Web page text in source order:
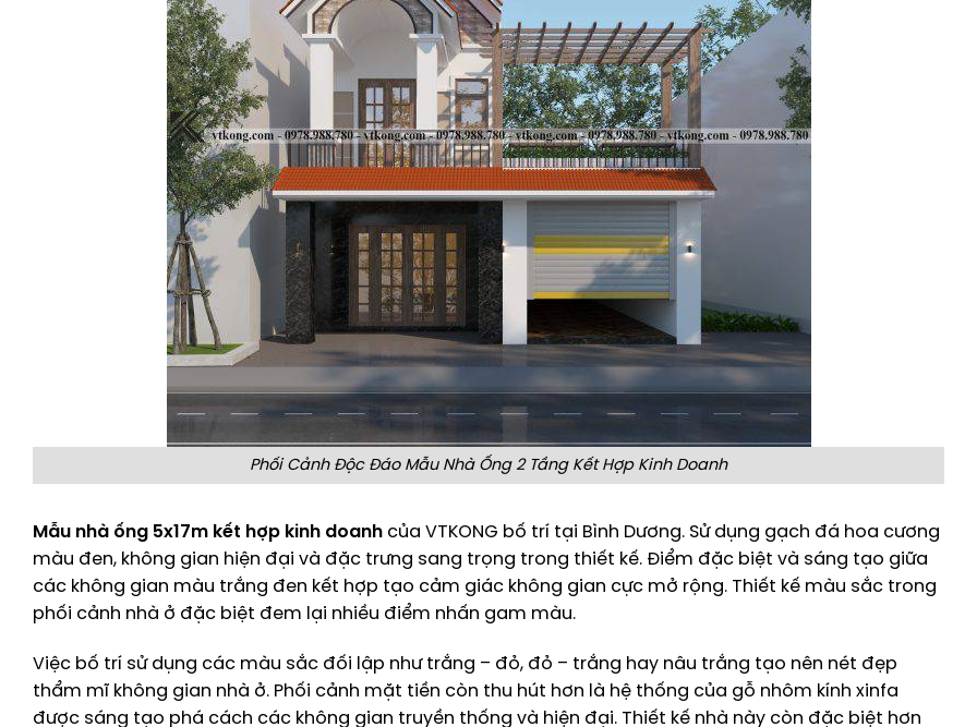
Phối Cảnh Độc Đáo Mẫu Nhà Ống 2 Tầng Kết Hợp Kinh Doanh
Mẫu nhà ống 5x17m kết hợp kinh doanh của VTKONG bố trí tại Bình Dương. Sử dụng gạch đá hoa cương
màu đen, không gian hiện đại và đặc trưng sang trọng trong thiết kế. Điểm đặc biệt và sáng tạo giữa
các không gian màu trắng đen kết hợp tạo cảm giác không gian cực mở rộng. Thiết kế màu sắc trong
phối cảnh nhà ở đặc biệt đem lại nhiều điểm nhấn gam màu.
Việc bố trí sử dụng các màu sắc đối lập như trắng – đỏ, đỏ – trắng hay nâu trắng tạo nên nét đẹp
thẩm mĩ không gian nhà ở. Phối cảnh mặt tiền còn thu hút hơn là hệ thống của gỗ nhôm kính xinfa
được sáng tạo phá cách các không gian truyền thống và hiện đại. Thiết kế nhà này còn đặc biệt hơn